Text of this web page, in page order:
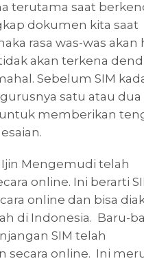
terutama saat
dokumen kita saat
rasa was-was akan
akan terkena
Sebelum SIM
satu atau
memberikan
Ijin Mengemudi telah
online. Ini berarti
online dan bisa
di Indonesia. Baru-
SIM telah
secara online. Ini